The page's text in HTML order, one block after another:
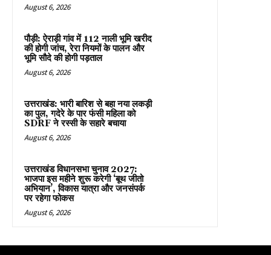
August 6, 2026
पौड़ी: ऐराड़ी गांव में 112 नाली भूमि खरीद
की होगी जांच, रेरा नियमों के पालन और
भूमि सौदे की होगी पड़ताल
August 6, 2026
उत्तराखंड: भारी बारिश से बहा नया लकड़ी
का पुल, गदेरे के पार फंसी महिला को
SDRF ने रस्सी के सहारे बचाया
August 6, 2026
उत्तराखंड विधानसभा चुनाव 2027:
भाजपा इस महीने शुरू करेगी ‘बूथ जीतो
अभियान’, विकास यात्रा और जनसंपर्क
पर रहेगा फोकस
August 6, 2026